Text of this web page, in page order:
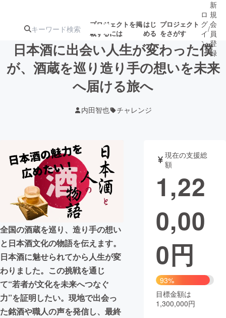
プロジェクトを掲
載するには
はじ
める
プロジェクト
をさがす
注目の新着プロ募集終了が近いプ
テクノロジー・ガジェット
映像・映画 書籍・雑誌
ビジネス・起業 チャレンジ
まちづくり・地域活性化
CAMPFIRE for Social Good
CAMPFIRE Creation
CAMPFIREふるさと納税
コミュニティ
ロ
グ
イ
ン
/
新
規
会
員
登
録
日本酒に出会い人生が変わった僕
が、酒蔵を巡り造り手の想いを未来
へ届ける旅へ
内田智也 チャレンジ
全国の酒蔵を巡り、造り手の想い
と日本酒文化の物語を伝えます。
日本酒に魅せられてから人生が変
わりました。この挑戦を通じ
て“若者が文化を未来へつなぐ
力”を証明したい。現地で出会っ
た銘酒や職人の声を発信し、最終
現在の支援総
額
1,22
0,00
0円
93%
目標金額は
1,300,000円